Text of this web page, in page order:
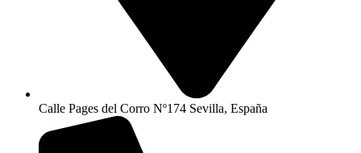
Calle Pages del Corro Nº174 Sevilla, España